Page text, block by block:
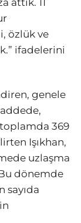
özlük ve
ifadelerini
genele
369
Işıkhan,
uzlaşma
Bu dönemde
sayıda